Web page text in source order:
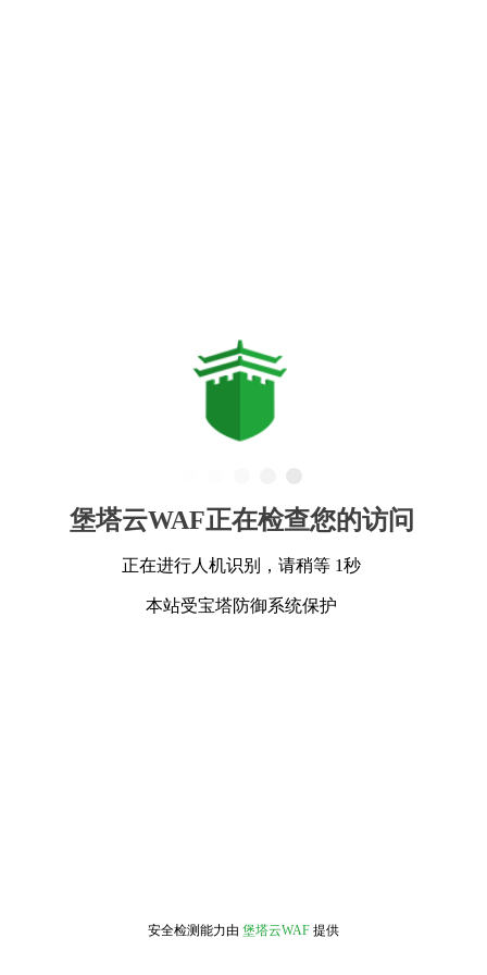
堡塔云WAF正在检查您的访问
正在进行人机识别，请稍等 1秒
本站受宝塔防御系统保护
安全检测能力由 堡塔云WAF 提供